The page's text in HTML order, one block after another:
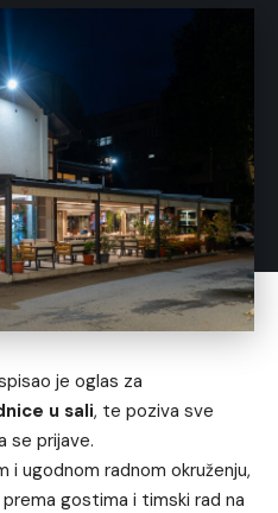
je oglas za
u sali, te poziva sve
se prijave.
i ugodnom radnom okruženju,
gostima i timski rad na